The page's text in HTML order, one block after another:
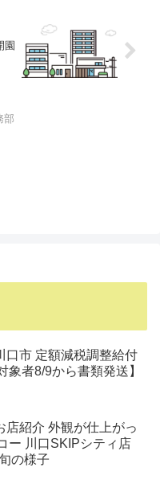
園
部
市 定額減税調整給付
象者8/9から書類発送】
紹介 外観が仕上がっ
ー 川口SKIPシティ店
の様子